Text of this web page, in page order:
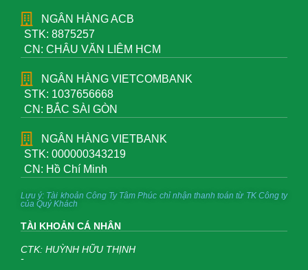
NGÂN HÀNG ACB
STK: 8875257
CN: CHÂU VĂN LIÊM HCM
NGÂN HÀNG VIETCOMBANK
STK: 1037656668
CN: BẮC SÀI GÒN
NGÂN HÀNG VIETBANK
STK: 000000343219
CN: Hồ Chí Minh
Lưu ý: Tài khoản Công Ty Tâm Phúc chỉ nhận thanh toán từ TK Công ty
của Quý Khách
TÀI KHOẢN CÁ NHÂN
CTK: HUỲNH HỮU THỊNH
-